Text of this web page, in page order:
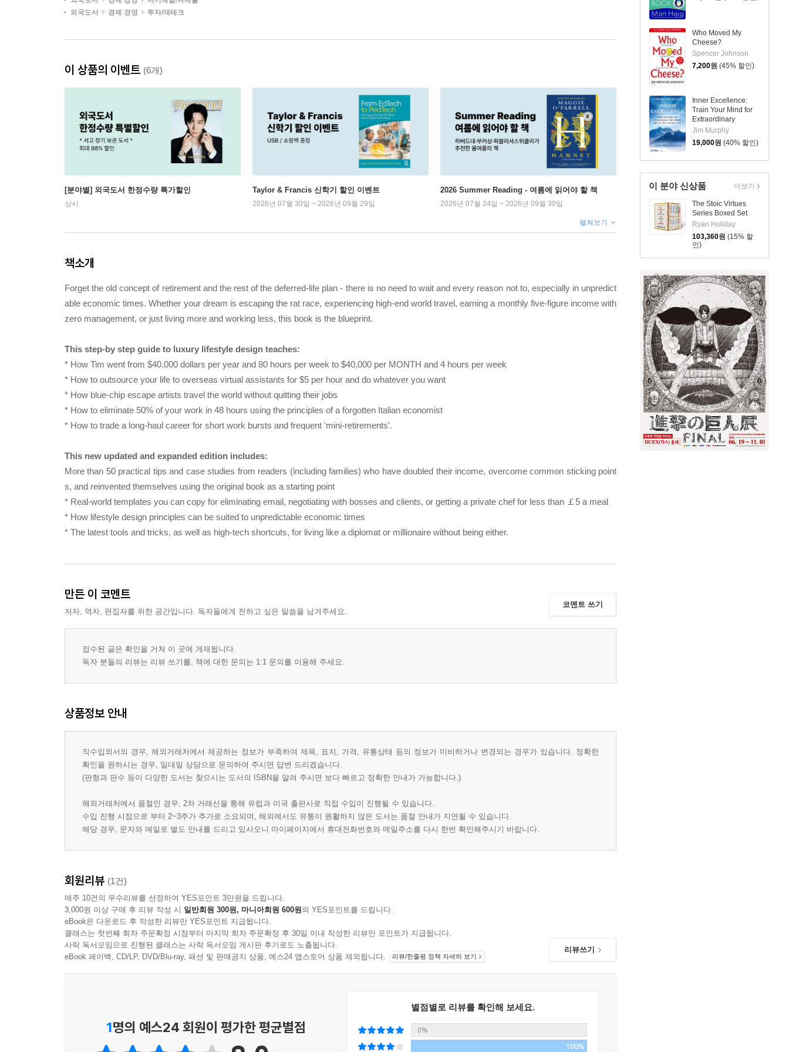
Who Moved My
Cheese?
Spencer Johnson
7,200원 (45% 할인)
Inner Excellence:
Train Your Mind for
Extraordinary
Performance and the
Best Possible Life
Jim Murphy
19,000원 (40% 할인)
이 분야 신상품
The Stoic Virtues
Series Boxed Set
Ryan Holiday
103,360원 (15% 할
인)
더보기
외국도서
경제 경영 투자/재테크
이 상품의 이벤트 (6개)
[분야별] 외국도서 한정수량 특가할인
상시
Taylor & Francis 신학기 할인 이벤트
2026년 07월 30일 ~ 2026년 09월 29일
2026 Summer Reading - 여름에 읽어야 할 책
2026년 07월 24일 ~ 2026년 09월 30일
펼쳐보기
책소개
Forget the old concept of retirement and the rest of the deferred-life plan - there is no need to wait and every reason not to, especially in unpredict
able economic times. Whether your dream is escaping the rat race, experiencing high-end world travel, earning a monthly five-figure income with
zero management, or just living more and working less, this book is the blueprint.
This step-by step guide to luxury lifestyle design teaches:
* How Tim went from $40,000 dollars per year and 80 hours per week to $40,000 per MONTH and 4 hours per week
* How to outsource your life to overseas virtual assistants for $5 per hour and do whatever you want
* How blue-chip escape artists travel the world without quitting their jobs
* How to eliminate 50% of your work in 48 hours using the principles of a forgotten Italian economist
* How to trade a long-haul career for short work bursts and frequent 'mini-retirements'.
This new updated and expanded edition includes:
More than 50 practical tips and case studies from readers (including families) who have doubled their income, overcome common sticking point
s, and reinvented themselves using the original book as a starting point
* Real-world templates you can copy for eliminating email, negotiating with bosses and clients, or getting a private chef for less than ￡5 a meal
* How lifestyle design principles can be suited to unpredictable economic times
* The latest tools and tricks, as well as high-tech shortcuts, for living like a diplomat or millionaire without being either.
만든 이 코멘트
저자, 역자, 편집자를 위한 공간입니다. 독자들에게 전하고 싶은 말씀을 남겨주세요.
코멘트 쓰기
접수된 글은 확인을 거쳐 이 곳에 게재됩니다.
독자 분들의 리뷰는 리뷰 쓰기를, 책에 대한 문의는 1:1 문의를 이용해 주세요.
상품정보 안내
직수입외서의 경우, 해외거래처에서 제공하는 정보가 부족하여 제목, 표지, 가격, 유통상태 등의 정보가 미비하거나 변경되는 경우가 있습니다. 정확한
확인을 원하시는 경우, 일대일 상담으로 문의하여 주시면 답변 드리겠습니다.
(판형과 판수 등이 다양한 도서는 찾으시는 도서의 ISBN을 알려 주시면 보다 빠르고 정확한 안내가 가능합니다.)
해외거래처에서 품절인 경우, 2차 거래선을 통해 유럽과 미국 출판사로 직접 수입이 진행될 수 있습니다.
수입 진행 시점으로 부터 2~3주가 추가로 소요되며, 해외에서도 유통이 원활하지 않은 도서는 품절 안내가 지연될 수 있습니다.
해당 경우, 문자와 메일로 별도 안내를 드리고 있사오니 마이페이지에서 휴대전화번호와 메일주소를 다시 한번 확인해주시기 바랍니다.
회원리뷰 (1건)
매주 10건의 우수리뷰를 선정하여 YES포인트 3만원을 드립니다.
3,000원 이상 구매 후 리뷰 작성 시 일반회원 300원, 마니아회원 600원의 YES포인트를 드립니다.
eBook은 다운로드 후 작성한 리뷰만 YES포인트 지급됩니다.
클래스는 첫번째 회차 주문확정 시점부터 마지막 회차 주문확정 후 30일 이내 작성한 리뷰만 포인트가 지급됩니다.
사락 독서모임으로 진행된 클래스는 사락 독서모임 게시판 후기로도 노출됩니다.
eBook 페이백, CD/LP, DVD/Blu-ray, 패션 및 판매금지 상품, 예스24 앱스토어 상품 제외됩니다.
리뷰/한줄평 정책 자세히 보기
리뷰쓰기
1명의 예스24 회원이 평가한 평균별점
별점별로 리뷰를 확인해 보세요.
0%
100%